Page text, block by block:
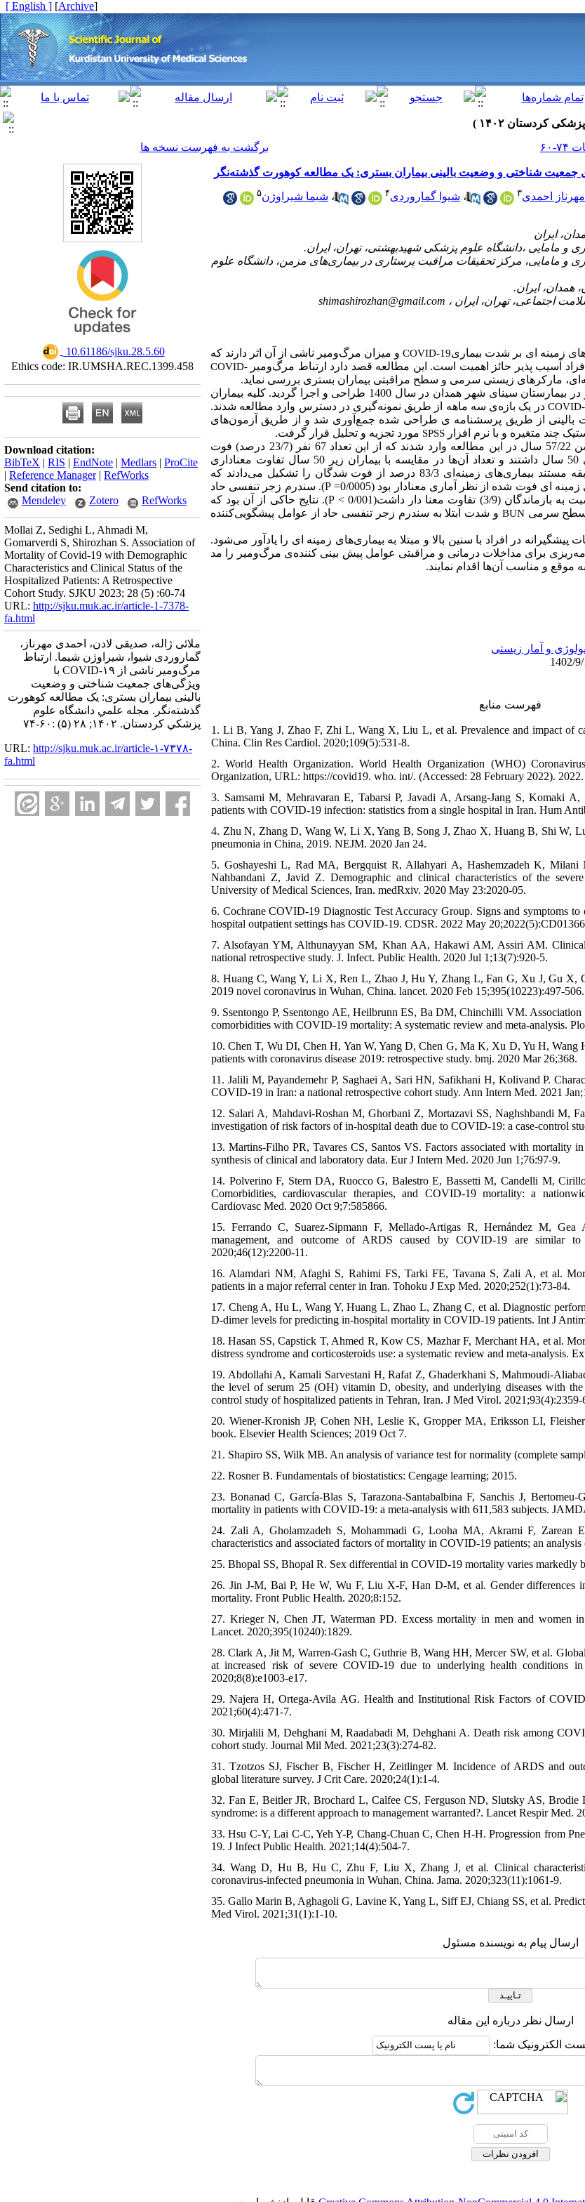
[
Archive
]
[ English ]
برگشت به فهرست نسخه ها
مهرناز احمدی۳ ، شیوا گماروردی۴ ، شیما شیراوژن۵
و مامایی، مرکز تحقیقات مراقبت پرستاری در بیماری‌های مزمن، دانشگاه علوم
shimashirozhan@gmail.com
زمینه­ ای بر شدت بیماریCOVID-19و میزان مرگ‌ومیر ناشی از آن اثر دارند که
آسیب پذیر حائز اهمیت است. این مطالعه قصد دارد ارتباط مرگ‌ومیر COVID-
‏ای، مارکرهای زیستی سرمی و سطح مراقبتی بیماران بستری بررسی نماید.
این مطالعه‌ی کوهرت گذشته نگر در بیمارستان سینای شهر همدان در سال 1400 طراحی و اجرا گردید. کلیه بیماران
در یک بازه‌ی سه ماهه از طریق نمونه‌گیری در دسترس وارد مطالعه شدند.
بالینی از طریق پرسشنامه ی طراحی شده جمع‌آوری شد و از طریق آزمون‌های
چند متغیره و با نرم افزار SPSS مورد تجزیه و تحلیل قرار گرفت.
در مجموع 283 بیمار بستری با میانگین سن 57/22 سال در این مطالعه وارد شدند که از این تعداد 67 نفر (23/7 درصد) فوت
شدند. 92/4 درصد از بیماران فوت شده سن بالای 50 سال داشتند و تعداد آن‌ها در مقایسه با بیماران زیر 50 سال تفاوت معناداری
. افراد فوت شده با هر گونه سابقه مستند بیماری‌های زمینه‌ای 83/3 درصد از فوت شدگان را تشکیل می‌دادند که
­ای فوت شده از نظر آماری معنادار بود (0/0005=
P). سندرم زجر تنفسی حاد
>
P ). نتایج حاکی از آن بود که
سطح سرمیBUN و شدت ابتلا به سندرم زجر تنفسی حاد از عوامل پیشگویی‌کننده
پیشگیرانه در افراد با سنین بالا و مبتلا به بیماری‌های زمینه­ ای را یادآور می‌شود.
برای مداخلات درمانی و مراقبتی عوامل پیش بینی کننده‌ی مرگ‌ومیر را مد
موقع و مناسب آن‌ها اقدام نمایند.
و آمار زیستی
فهرست منابع
1. Li B, Yang J, Zhao F, Zhi L, Wang X, Liu L, et al. Prevalence and impact of
China. Clin Res Cardiol. 2020;109(5):531-8.
2. World Health Organization. World Health Organization (WHO)
Organization, URL: https://covid19. who. int/. (Accessed: 28 February 2022). 2022.
3. Samsami M, Mehravaran E, Tabarsi P, Javadi A, Arsang-Jang S, Komaki
patients with COVID-19 infection: statistics from a single hospital in Iran. Hum
4. Zhu N, Zhang D, Wang W, Li X, Yang B, Song J, Zhao X, Huang B, Shi W,
pneumonia in China, 2019. NEJM. 2020 Jan 24.
5. Goshayeshi L, Rad MA, Bergquist R, Allahyari A, Hashemzadeh K, Milani
Nahbandani Z, Javid Z. Demographic and clinical characteristics of the
University of Medical Sciences, Iran. medRxiv. 2020 May 23:2020-05.
6. Cochrane COVID-19 Diagnostic Test Accuracy Group. Signs and symptoms
hospital outpatient settings has COVID-19. CDSR. 2022 May
7. Alsofayan YM, Althunayyan SM, Khan AA, Hakawi AM, Assiri AM.
national retrospective study. J. Infect. Public Health. 2020 Jul 1;13(7):920-5.
8. Huang C, Wang Y, Li X, Ren L, Zhao J, Hu Y, Zhang L, Fan G, Xu J, Gu X,
2019 novel coronavirus in Wuhan, China. lancet. 2020 Feb 15;395(10223):497-506.
9. Ssentongo P, Ssentongo AE, Heilbrunn ES, Ba DM, Chinchilli VM. Association
comorbidities with COVID-19 mortality: A systematic review and meta-analysis.
10. Chen T, Wu DI, Chen H, Yan W, Yang D, Chen G, Ma K, Xu D, Yu H, Wang
patients with coronavirus disease 2019: retrospective study. bmj. 2020 Mar 26;368.
11. Jalili M, Payandemehr P, Saghaei A, Sari HN, Safikhani H, Kolivand P.
COVID-19 in Iran: a national retrospective cohort study. Ann Intern Med. 2021
12. Salari A, Mahdavi-Roshan M, Ghorbani Z, Mortazavi SS, Naghshbandi M,
investigation of risk factors of in-hospital death due to COVID-19: a case-control
13. Martins-Filho PR, Tavares CS, Santos VS. Factors associated with mortality
synthesis of clinical and laboratory data. Eur J Intern Med. 2020 Jun 1;76:97-9.
14. Polverino F, Stern DA, Ruocco G, Balestro E, Bassetti M, Candelli M,
Comorbidities, cardiovascular therapies, and COVID-19 mortality: a
Cardiovasc Med. 2020 Oct 9;7:585866.
15. Ferrando C, Suarez-Sipmann F, Mellado-Artigas R, Hernández M,
management, and outcome of ARDS caused by COVID-19 are similar
2020;46(12):2200-11.
16. Alamdari NM, Afaghi S, Rahimi FS, Tarki FE, Tavana S, Zali A, et al.
patients in a major referral center in Iran. Tohoku J Exp Med. 2020;252(1):73-84.
17. Cheng A, Hu L, Wang Y, Huang L, Zhao L, Zhang C, et al. Diagnostic
D-dimer levels for predicting in-hospital mortality in COVID-19 patients. Int J
18. Hasan SS, Capstick T, Ahmed R, Kow CS, Mazhar F, Merchant HA, et al.
distress syndrome and corticosteroids use: a systematic review and meta-analysis.
19. Abdollahi A, Kamali Sarvestani H, Rafat Z, Ghaderkhani S,
the level of serum 25 (OH) vitamin D, obesity, and underlying diseases with
control study of hospitalized patients in Tehran, Iran. J Med Virol. 2021;93(4):2359-
20. Wiener-Kronish JP, Cohen NH, Leslie K, Gropper MA, Eriksson LI,
book. Elsevier Health Sciences; 2019 Oct 7.
21. Shapiro SS, Wilk MB. An analysis of variance test for normality (complete
22. Rosner B. Fundamentals of biostatistics: Cengage learning; 2015.
23. Bonanad C, García-Blas S, Tarazona-Santabalbina F, Sanchis J,
mortality in patients with COVID-19: a meta-analysis with 611,583 subjects.
24. Zali A, Gholamzadeh S, Mohammadi G, Looha MA, Akrami F, Zarean
characteristics and associated factors of mortality in COVID-19 patients; an
25. Bhopal SS, Bhopal R. Sex differential in COVID-19 mortality varies markedly
26. Jin J-M, Bai P, He W, Wu F, Liu X-F, Han D-M, et al. Gender differences
mortality. Front Public Health. 2020;8:152.
27. Krieger N, Chen JT, Waterman PD. Excess mortality in men and women
Lancet. 2020;395(10240):1829.
28. Clark A, Jit M, Warren-Gash C, Guthrie B, Wang HH, Mercer SW, et al.
at increased risk of severe COVID-19 due to underlying health conditions
2020;8(8):e1003-e17.
29. Najera H, Ortega-Avila AG. Health and Institutional Risk Factors of
2021;60(4):471-7.
30. Mirjalili M, Dehghani M, Raadabadi M, Dehghani A. Death risk among
cohort study. Journal Mil Med. 2021;23(3):274-82.
31. Tzotzos SJ, Fischer B, Fischer H, Zeitlinger M. Incidence of ARDS and
global literature survey. J Crit Care. 2020;24(1):1-4.
32. Fan E, Beitler JR, Brochard L, Calfee CS, Ferguson ND, Slutsky AS, Brodie
syndrome: is a different approach to management warranted?. Lancet Respir Med.
33. Hsu C-Y, Lai C-C, Yeh Y-P, Chang-Chuan C, Chen H-H. Progression from
19. J Infect Public Health. 2021;14(4):504-7.
34. Wang D, Hu B, Hu C, Zhu F, Liu X, Zhang J, et al. Clinical
coronavirus-infected pneumonia in Wuhan, China. Jama. 2020;323(11):1061-9.
35. Gallo Marin B, Aghagoli G, Lavine K, Yang L, Siff EJ, Chiang SS, et al.
Med Virol. 2021;31(1):1-10.
ارسال پیام به نویسنده مسئول
ارسال نظر درباره این مقاله
الکترونیک شما:
‎ 10.61186/sjku.28.5.60
Ethics code: IR.UMSHA.REC.1399.458
Download citation:
BibTeX | RIS | EndNote | Medlars | ProCite
| Reference Manager| RefWorks
Send citation to:
Mendeley
Zotero RefWorks
Mollai Z, Sedighi L, Ahmadi M,
Gomarverdi S, Shirozhan S. Association of
Mortality of Covid-19 with Demographic
Characteristics and Clinical Status of the
Hospitalized Patients: A Retrospective
Cohort Study. SJKU 2023; 28 (5) :60-74
URL: http://sjku.muk.ac.ir/article-1-7378-
fa.html
ملائی ژاله، صدیقی لادن، احمدی مهرناز،
گماروردی شیوا، شیراوژن شیما. ارتباط
مرگ‌ومیر ناشی از COVID-۱۹ با
ویژگی‌های جمعیت شناختی و وضعیت
بالینی بیماران بستری: یک مطالعه کوهورت
گذشته‌نگر. مجله علمي دانشگاه علوم
پزشكي كردستان. ۱۴۰۲; ۲۸ (۵) :۶۰-۷۴
URL: http://sjku.muk.ac.ir/article-۱-۷۳۷۸-
fa.html